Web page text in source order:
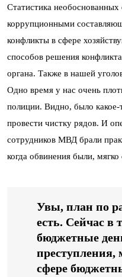
Статистика необоснованных
коррупционными
конфликты в сфере
способов решения
органа. Также в нашей
Одно время у нас очень
полиции. Видно, было какое-
провести чистку рядов. И
сотрудников МВД брали
когда обвинения были,
Увы, план по
есть. Сейчас в
бюджетные
преступления,
сфере